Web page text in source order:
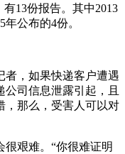
13份报告。其中2013
公布的4份。
者，如果快递客户遭遇
司信息泄露引起，且
，那么，受害人可以对
艰难。“你很难证明